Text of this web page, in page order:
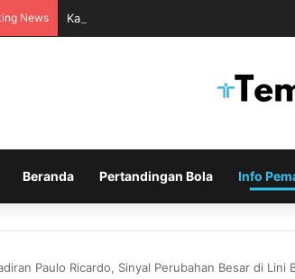
News Kabar Terbaru Bursa Transfer Membuat
Beranda Pertandingan Bola Info
Paulo Ricardo, Sinyal Perubahan Besar di Lini